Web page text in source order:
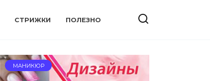
СТРИЖКИ ПОЛЕЗНО
МАНИКЮР